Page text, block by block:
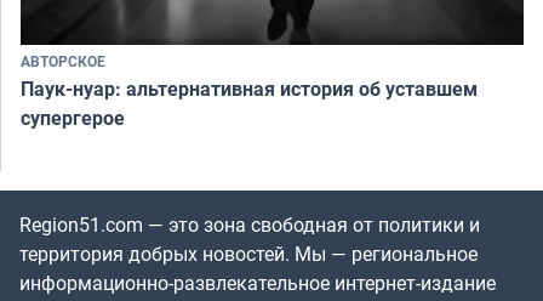
АВТОРСКОЕ
Паук-нуар: альтернативная история об уставшем
супергерое
Region51.com — это зона свободная от политики и
территория добрых новостей. Мы — региональное
информационно-развлекательное интернет-издание